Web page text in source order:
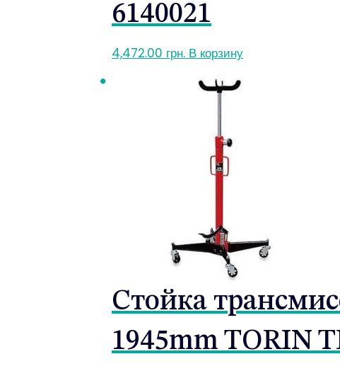
6140021
4,472.00 грн. В корзину
Стойка
1945mm TORIN